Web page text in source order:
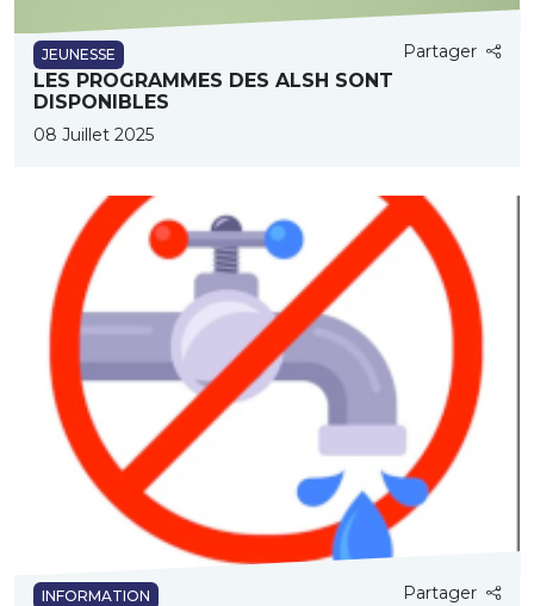
JEUNESSE Partager
LES PROGRAMMES DES ALSH SONT
DISPONIBLES
08 Juillet 2025
INFORMATION Partager